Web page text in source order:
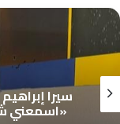
سيرا
«اسمعني